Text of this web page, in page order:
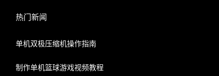
热门新闻
单机双极压缩机操作指南
制作单机篮球游戏视频教程